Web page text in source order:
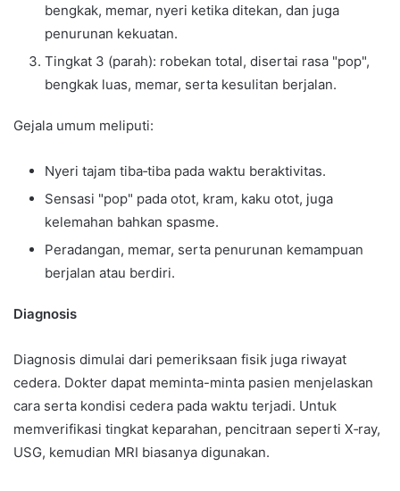
bengkak, memar, nyeri ketika ditekan, dan juga
penurunan kekuatan.
Tingkat 3 (parah): robekan total, disertai rasa "pop",
bengkak luas, memar, serta kesulitan berjalan.
Gejala umum meliputi:
Nyeri tajam tiba‑tiba pada waktu beraktivitas.
Sensasi "pop" pada otot, kram, kaku otot, juga
kelemahan bahkan spasme.
Peradangan, memar, serta penurunan kemampuan
berjalan atau berdiri.
Diagnosis
Diagnosis dimulai dari pemeriksaan fisik juga riwayat
cedera. Dokter dapat meminta-minta pasien menjelaskan
cara serta kondisi cedera pada waktu terjadi. Untuk
memverifikasi tingkat keparahan, pencitraan seperti X‑ray,
USG, kemudian MRI biasanya digunakan.